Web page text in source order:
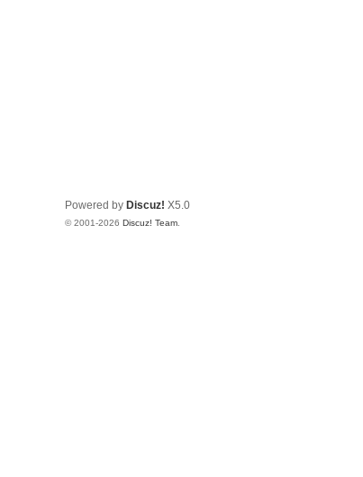
Powered by Discuz! X5.0
© 2001-2026 Discuz! Team